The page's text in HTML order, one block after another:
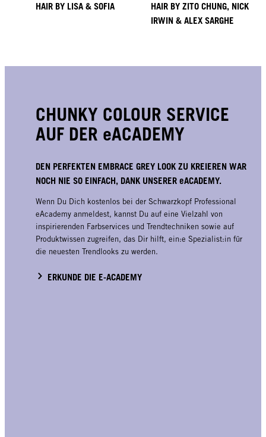
HAIR BY LISA & SOFIA
HAIR BY ZITO CHUNG, NICK
IRWIN & ALEX SARGHE
CHUNKY COLOUR SERVICE
AUF DER eACADEMY
DEN PERFEKTEN EMBRACE GREY LOOK ZU KREIEREN WAR
NOCH NIE SO EINFACH, DANK UNSERER eACADEMY.
Wenn Du Dich kostenlos bei der Schwarzkopf Professional
eAcademy anmeldest, kannst Du auf eine Vielzahl von
inspirierenden Farbservices und Trendtechniken sowie auf
Produktwissen zugreifen, das Dir hilft, ein:e Spezialist:in für
die neuesten Trendlooks zu werden.
ERKUNDE DIE E-ACADEMY